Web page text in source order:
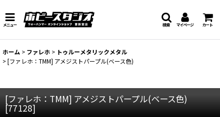
メニュー マイページ カート
検索
ホーム > ファレホ > トゥルーメタリックメタル
>[ファレホ：TMM] アメジストパープル(ベース色)
[ファレホ：TMM] アメジストパープル(ベース色)
[77128]